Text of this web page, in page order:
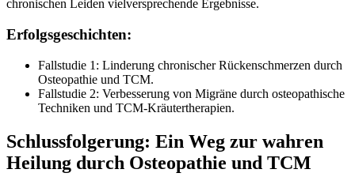
chronischen Leiden vielversprechende Ergebnisse.
Erfolgsgeschichten:
Fallstudie 1: Linderung chronischer Rückenschmerzen durch
Osteopathie und TCM.
Fallstudie 2: Verbesserung von Migräne durch osteopathische
Techniken und TCM-Kräutertherapien.
Schlussfolgerung: Ein Weg zur wahren
Heilung durch Osteopathie und TCM